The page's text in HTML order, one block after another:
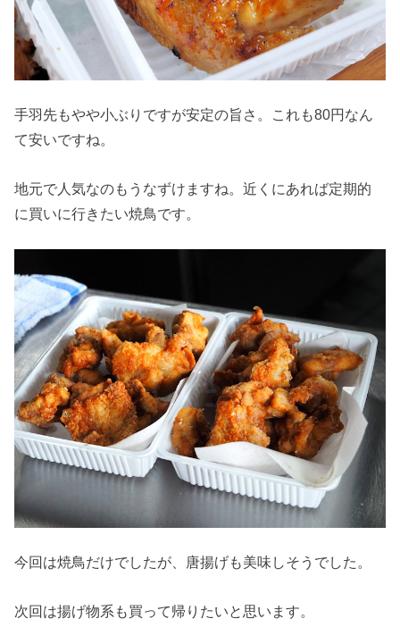
手羽先もやや小ぶりですが安定の旨さ。これも80円なん
て安いですね。
地元で人気なのもうなずけますね。近くにあれば定期的
に買いに行きたい焼鳥です。
今回は焼鳥だけでしたが、唐揚げも美味しそうでした。
次回は揚げ物系も買って帰りたいと思います。